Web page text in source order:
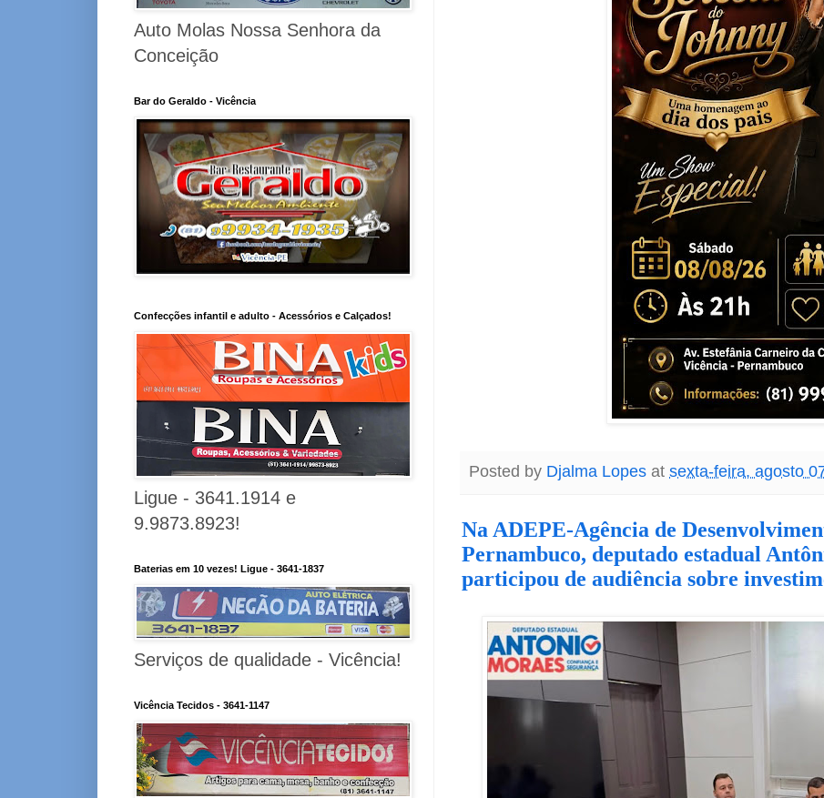
Posted by Djalma Lopes at sexta-feira, agosto
Na ADEPE-Agência de
Pernambuco, deputado estadual
participou de audiência sobre
Auto Molas Nossa Senhora da
Conceição
Bar do Geraldo - Vicência
Confecções infantil e adulto - Acessórios e Calçados!
Ligue - 3641.1914 e
9.9873.8923!
Baterias em 10 vezes! Ligue - 3641-1837
Serviços de qualidade - Vicência!
Vicência Tecidos - 3641-1147